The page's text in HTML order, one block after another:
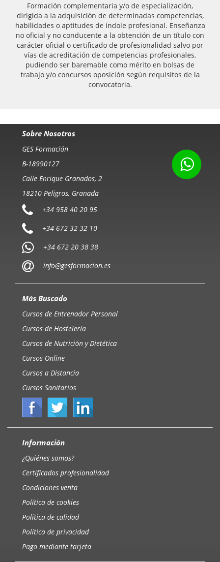
Formación complementaria y/o de especialización,
dirigida a la adquisición de determinadas competencias,
habilidades o aptitudes de índole profesional. Enseñanza
no oficial y no conducente a la obtención de un título con
carácter oficial o certificado de profesionalidad salvo por
vías de acreditación de competencias profesionales,
pudiendo ser baremable como mérito en bolsas de
trabajo y/o concursos oposición según requisitos de la
convocatoria.
Sobre Nosotros
GES Formación
B-18990127
Calle Enrique Granados, 2
18210 Peligros, Granada
+34 958 40 20 95
+34 672 32 32 10
+34 672 20 38 38
info@gesformacion.es
Más Buscado
Cursos de Entrenador Personal
Cursos de Hostelería
Cursos de Nutrición y Dietética
Cursos Online
Cursos a Distancia
Cursos Sanitarios
Información
¿Quiénes somos?
Certificados profesionalidad
Condiciones venta
Política de cookies
Política de calidad
Política de privacidad
Pago mediante tarjeta